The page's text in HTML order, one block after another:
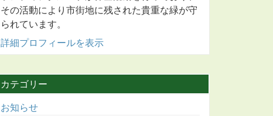
その活動により市街地に残された貴重な緑が守
られています。
詳細プロフィールを表示
カテゴリー
お知らせ